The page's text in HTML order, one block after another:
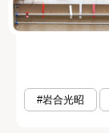
#岩合光昭